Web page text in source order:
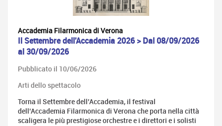
Accademia Filarmonica di Verona
Il Settembre dell'Accademia 2026 > Dal 08/09/2026
al 30/09/2026
Pubblicato il 10/06/2026
Arti dello spettacolo
Torna il Settembre dell’Accademia, il festival
dell’Accademia Filarmonica di Verona che porta nella città
scaligera le più prestigiose orchestre e i direttori e i solisti